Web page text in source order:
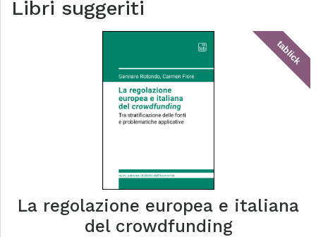
Libri suggeriti
tablick
La regolazione europea e italiana
del crowdfunding